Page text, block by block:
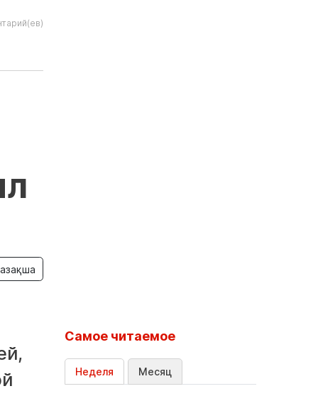
Самое читаемое
Неделя Месяц